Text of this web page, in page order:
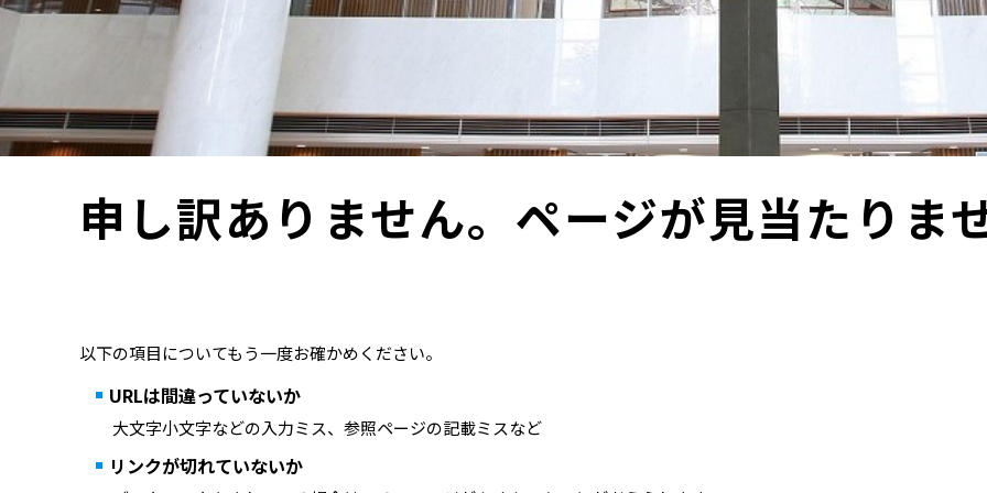
申し訳ありません。ページが見当たりま
以下の項目についてもう一度お確かめください。
URLは間違っていないか
大文字小文字などの入力ミス、参照ページの記載ミスなど
リンクが切れていないか